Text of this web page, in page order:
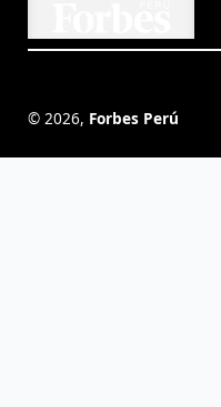
© 2026, Forbes Perú